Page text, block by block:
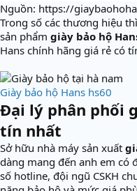
Nguồn: https://
Trong số các thương hiệu thì
sản phẩm giày bảo hộ
Hans chính hãng giá rẻ có
Giày bảo hộ Hans hs60
Đại lý phân phối
tín nhất
Sở hữu nhà máy sản xuất
dàng mang đến anh em có
số hotline, đội ngũ CSKH